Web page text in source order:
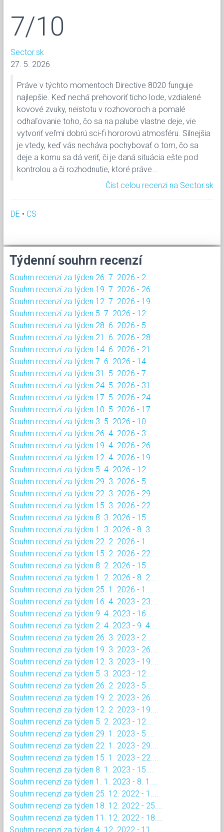
7/10
Sector.sk
27. 5. 2026
Práve v týchto momentoch Directive 8020 funguje
najlepšie. Keď nechá prehovoriť ticho lode, vzdialené
kovové zvuky, neistotu v rozhovoroch a pomalé
odhaľovanie toho, čo sa na palube vlastne deje, vie
vytvoriť veľmi dobrú sci-fi hororovú atmosféru. Silnejšia
je vtedy, keď vás necháva pochybovať o tom, čo sa
deje a komu sa dá veriť, či je daná situácia ešte pod
kontrolou a či rozhodnutie, ktoré práve...
Číst celou recenzi na Sector.sk
DE • CS
Týdenní souhrn recenzí
Souhrn recenzí za týden 26. 7. 2026 - 2....
Souhrn recenzí za týden 19. 7. 2026 - 26....
Souhrn recenzí za týden 12. 7. 2026 - 19....
Souhrn recenzí za týden 5. 7. 2026 - 12....
Souhrn recenzí za týden 28. 6. 2026 - 5....
Souhrn recenzí za týden 21. 6. 2026 - 28....
Souhrn recenzí za týden 14. 6. 2026 - 21....
Souhrn recenzí za týden 7. 6. 2026 - 14....
Souhrn recenzí za týden 31. 5. 2026 - 7....
Souhrn recenzí za týden 24. 5. 2026 - 31....
Souhrn recenzí za týden 17. 5. 2026 - 24....
Souhrn recenzí za týden 10. 5. 2026 - 17....
Souhrn recenzí za týden 3. 5. 2026 - 10....
Souhrn recenzí za týden 26. 4. 2026 - 3....
Souhrn recenzí za týden 19. 4. 2026 - 26....
Souhrn recenzí za týden 12. 4. 2026 - 19....
Souhrn recenzí za týden 5. 4. 2026 - 12....
Souhrn recenzí za týden 29. 3. 2026 - 5....
Souhrn recenzí za týden 22. 3. 2026 - 29....
Souhrn recenzí za týden 15. 3. 2026 - 22....
Souhrn recenzí za týden 8. 3. 2026 - 15....
Souhrn recenzí za týden 1. 3. 2026 - 8. 3....
Souhrn recenzí za týden 22. 2. 2026 - 1....
Souhrn recenzí za týden 15. 2. 2026 - 22....
Souhrn recenzí za týden 8. 2. 2026 - 15....
Souhrn recenzí za týden 1. 2. 2026 - 8. 2....
Souhrn recenzí za týden 25. 1. 2026 - 1....
Souhrn recenzí za týden 16. 4. 2023 - 23....
Souhrn recenzí za týden 9. 4. 2023 - 16....
Souhrn recenzí za týden 2. 4. 2023 - 9. 4....
Souhrn recenzí za týden 26. 3. 2023 - 2....
Souhrn recenzí za týden 19. 3. 2023 - 26....
Souhrn recenzí za týden 12. 3. 2023 - 19....
Souhrn recenzí za týden 5. 3. 2023 - 12....
Souhrn recenzí za týden 26. 2. 2023 - 5....
Souhrn recenzí za týden 19. 2. 2023 - 26....
Souhrn recenzí za týden 12. 2. 2023 - 19....
Souhrn recenzí za týden 5. 2. 2023 - 12....
Souhrn recenzí za týden 29. 1. 2023 - 5....
Souhrn recenzí za týden 22. 1. 2023 - 29....
Souhrn recenzí za týden 15. 1. 2023 - 22....
Souhrn recenzí za týden 8. 1. 2023 - 15....
Souhrn recenzí za týden 1. 1. 2023 - 8. 1....
Souhrn recenzí za týden 25. 12. 2022 - 1....
Souhrn recenzí za týden 18. 12. 2022 - 25....
Souhrn recenzí za týden 11. 12. 2022 - 18....
Souhrn recenzí za týden 4. 12. 2022 - 11....